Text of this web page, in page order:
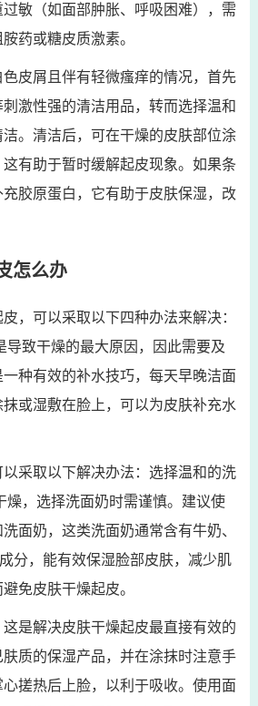
敏（如面部肿胀、呼吸困难），需
药或糖皮质激素。
皮屑且伴有轻微瘙痒的情况，首先
激性强的清洁用品，转而选择温和
。清洁后，可在干燥的皮肤部位涂
有助于暂时缓解起皮现象。如果条
胶原蛋白，它有助于皮肤保湿，改
怎么办
，可以采取以下四种办法来解决：
导致干燥的最大原因，因此需要及
种有效的补水技巧，每天早晚洁面
或湿敷在脸上，可以为皮肤补充水
采取以下解决办法：选择温和的洗
燥，选择洗面奶时需谨慎。建议使
面奶，这类洗面奶通常含有牛奶、
分，能有效保湿脸部皮肤，减少肌
免皮肤干燥起皮。
是解决皮肤干燥起皮最直接有效的
质的保湿产品，并在涂抹时注意手
搓热后上脸，以利于吸收。使用面